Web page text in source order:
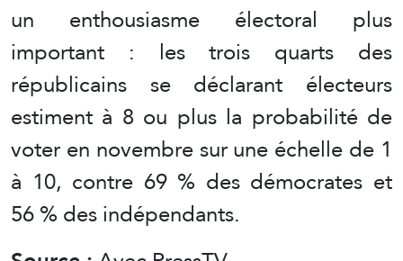
un enthousiasme électoral plus
important : les trois quarts des
républicains se déclarant électeurs
estiment à 8 ou plus la probabilité de
voter en novembre sur une échelle de 1
à 10, contre 69 % des démocrates et
56 % des indépendants.